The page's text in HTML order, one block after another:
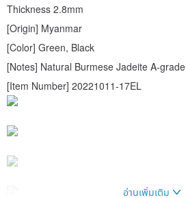
Thickness 2.8mm
[Origin] Myanmar
[Color] Green, Black
[Notes] Natural Burmese Jadeite A-grade
[Item Number] 20221011-17EL
อ่านเพิ่มเติม